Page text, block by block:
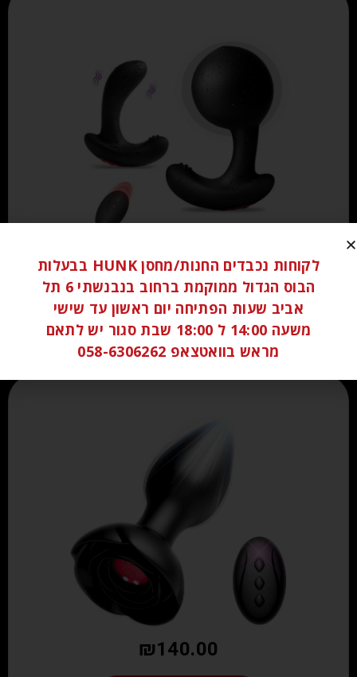
₪180.00
מידע נוסף
₪140.00
לקוחות נכבדים החנות/מחסן HUNK בבעלות
הבוס הגדול ממוקמת ברחוב בנבנשתי 6 תל
אביב שעות הפתיחה יום ראשון עד שישי
משעה 14:00 ל 18:00 שבת סגור יש לתאם
מראש בוואטצאפ 058-6306262